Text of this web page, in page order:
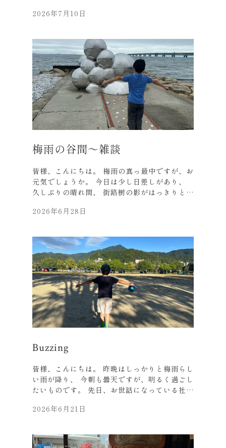
を・・・。 先日、噂のミスドの「もっちゅり
子供たちだけ美味しく食べていました。(笑) 隣
で見ただけです・・・。 次々に商品開発、すご
いですね。 ネーミングセンスも良く美味しそ
う！ それでは、皆様も水分補給を忘れずに、
お過ごしください。 弊社お近くにお越しの際
は、 どうぞ涼みにお立ち寄りください。
2026年7月10日
梅雨の谷間～雑談
皆様、こんにちは。 梅雨の真っ最中ですが、お
元気でしょうか。 今日は少し日差しがあり、
久しぶりの晴れ間、 街路樹の影がはっきりと道
イケル」 を観てきました。 正直、あまり期待
ね。 ストーリー性はともかく マイケルを演じ
たジャファーの 演技・歌唱力には正直驚きまし
た。 唯一無二の存在、 ２００９年に５０歳で
亡くなりましたが、 もっと長く活躍して欲し
かったですね。 タイムリーな世代の方はもちろ
んですが、 それ以外の世代の方も ご覧になら
れてはいかがでしょうか。 先日、左京区で内覧
した物件、 錦鯉がたくさんいました。 池の水
は琵琶湖疏水からとの事でした。 今から、子ど
もと県名テストのお勉強をします。 皆様は、全
すでしょうか。 私は恥ずかしながら最初は８割
ぐですので、 皆様も元気にお過ごしください。
2026年6月28日
Buzzing
皆様、こんにちは。 昨晩はしっかりと梅雨らし
い雨が降り、 今朝も曇天ですが、明るく過ごし
たいものです。 先日、お世話になっている社長
がわ」さんに行きました。 翌日、人間ドックが
店との事で、 お酒抜きを自分に課して行きまし
た。(笑) 。 普段は粗食ですので、 おがわさん
2026年6月21日